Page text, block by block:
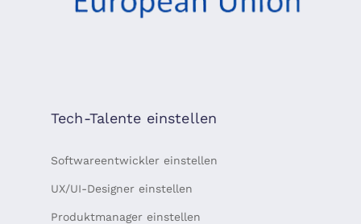
Tech-Talente einstellen
Softwareentwickler einstellen
UX/UI-Designer einstellen
Produktmanager einstellen